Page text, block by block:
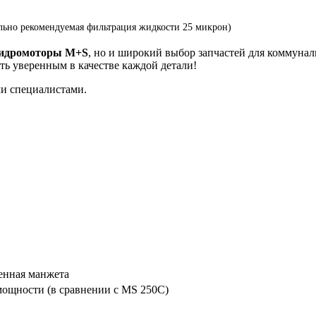
рекомендуемая фильтрация жидкости 25 микрон)
M+S, но и широкий выбор запчастей для
уверенным в качестве каждой детали!
специалистами.
манжета
(в сравнении с MS 250C)